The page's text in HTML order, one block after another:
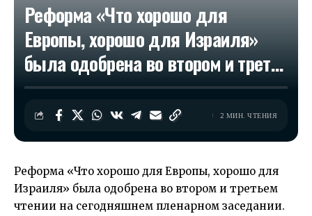
Реформа «Что хорошо для
Европы, хорошо для Израиля»
была одобрена во втором и трет…
2 МИН. ЧТЕНИЯ
Реформа «Что хорошо для Европы, хорошо для
Израиля» была одобрена во втором и третьем
чтении на сегодняшнем пленарном заседании.